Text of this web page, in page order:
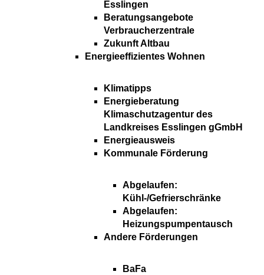
Esslingen
Beratungsangebote
Verbraucherzentrale
Zukunft Altbau
Energieeffizientes Wohnen
Klimatipps
Energieberatung
Klimaschutzagentur des
Landkreises Esslingen gGmbH
Energieausweis
Kommunale Förderung
Abgelaufen:
Kühl-/Gefrierschränke
Abgelaufen:
Heizungspumpentausch
Andere Förderungen
BaFa